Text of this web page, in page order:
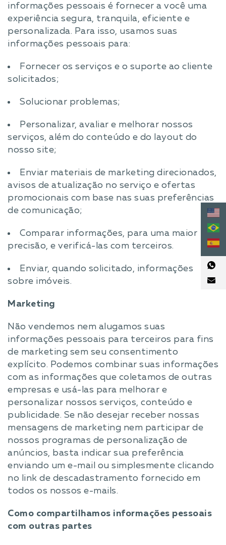
informações pessoais é fornecer a você uma
experiência segura, tranquila, eficiente e
personalizada. Para isso, usamos suas
informações pessoais para:
Fornecer os serviços e o suporte ao cliente
solicitados;
Solucionar problemas;
Personalizar, avaliar e melhorar nossos
serviços, além do conteúdo e do layout do
nosso site;
Enviar materiais de marketing direcionados,
avisos de atualização no serviço e ofertas
promocionais com base nas suas preferências
de comunicação;
Comparar informações, para uma maior
precisão, e verificá-las com terceiros.
Enviar, quando solicitado, informações
sobre imóveis.
Marketing
Não vendemos nem alugamos suas
informações pessoais para terceiros para fins
de marketing sem seu consentimento
explícito. Podemos combinar suas informações
com as informações que coletamos de outras
empresas e usá-las para melhorar e
personalizar nossos serviços, conteúdo e
publicidade. Se não desejar receber nossas
mensagens de marketing nem participar de
nossos programas de personalização de
anúncios, basta indicar sua preferência
enviando um e-mail ou simplesmente clicando
no link de descadastramento fornecido em
todos os nossos e-mails.
Como compartilhamos informações pessoais
com outras partes